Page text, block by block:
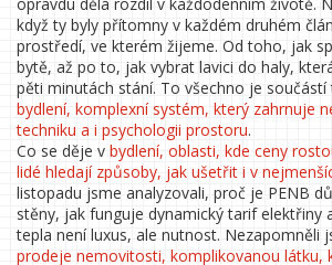
když ty byly přítomny v každém druhém
prostředí, ve kterém žijeme. Od toho, jak
bytě, až po to, jak vybrat lavici do haly,
pěti minutách stání. To všechno je
bydlení, komplexní systém, který zahrnuje
techniku a i psychologii prostoru.
Co se děje v bydlení, oblasti, kde ceny
lidé hledají způsoby, jak ušetřit i v
listopadu jsme analyzovali, proč je PENB
stěny, jak funguje dynamický tarif elektřiny
tepla není luxus, ale nutnost. Nezapomněli
prodeje nemovitosti, komplikovanou látku,